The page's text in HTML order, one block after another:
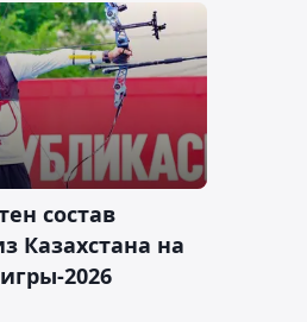
состав
Казахстана на
2026